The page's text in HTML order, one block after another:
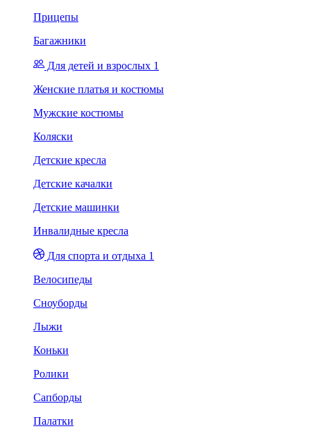
Прицепы
Багажники
Для детей и взрослых 1
Женские платья и костюмы
Мужские костюмы
Коляски
Детские кресла
Детские качалки
Детские машинки
Инвалидные кресла
Для спорта и отдыха 1
Велосипеды
Сноуборды
Лыжи
Коньки
Ролики
Сапборды
Палатки